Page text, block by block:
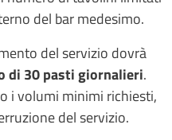
del bar medesimo.
del servizio dovrà
di 30 pasti giornalieri.
i volumi minimi richiesti,
del servizio.